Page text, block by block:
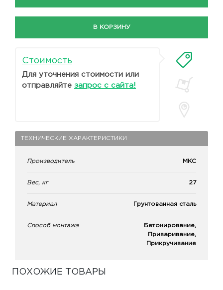
В КОРЗИНУ
Стоимость
Для уточнения стоимости или
отправляйте запрос с сайта!
ТЕХНИЧЕСКИЕ ХАРАКТЕРИСТИКИ
Производитель МКС
Вес, кг 27
Материал Грунтованная сталь
Способ монтажа
Бетонирование,
Приваривание,
Прикручивание
ПОХОЖИЕ ТОВАРЫ